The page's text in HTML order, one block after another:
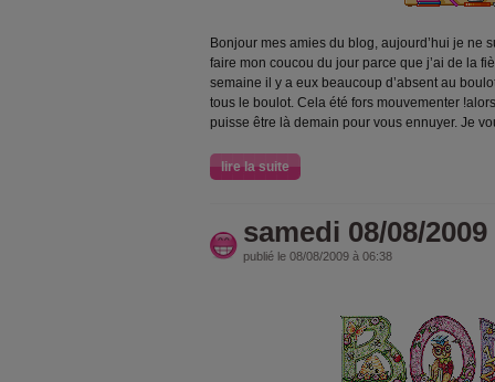
Bonjour mes amies du blog, aujourd’hui je ne
faire mon coucou du jour parce que j’ai de la
semaine il y a eux beaucoup d’absent au
tous le boulot. Cela été fors mouvementer
puisse être là demain pour vous ennuyer. Je
lire la suite
samedi 08/08/2009
publié le 08/08/2009 à 06:38